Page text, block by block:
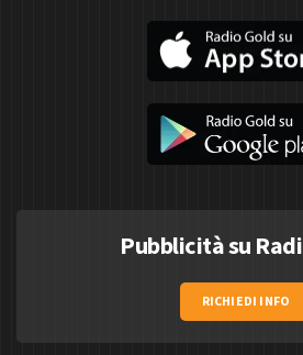
Pubblicità su
RICHIEDI INFO